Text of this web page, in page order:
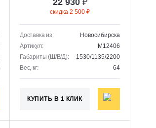
22 930 ₽
скидка 2 500 ₽
Доставка из:
Новосибирска
Артикул:
M12406
Габариты (Ш/В/Д):
1530/1135/2200
Вес, кг:
64
КУПИТЬ В 1 КЛИК